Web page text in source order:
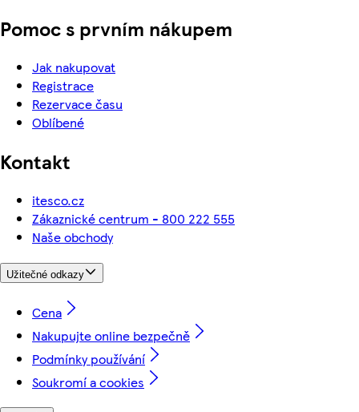
Pomoc s prvním nákupem
Jak nakupovat
Registrace
Rezervace času
Oblíbené
Kontakt
itesco.cz
Zákaznické centrum - 800 222 555
Naše obchody
Užitečné odkazy
Cena
Nakupujte online bezpečně
Podmínky používání
Soukromí a cookies